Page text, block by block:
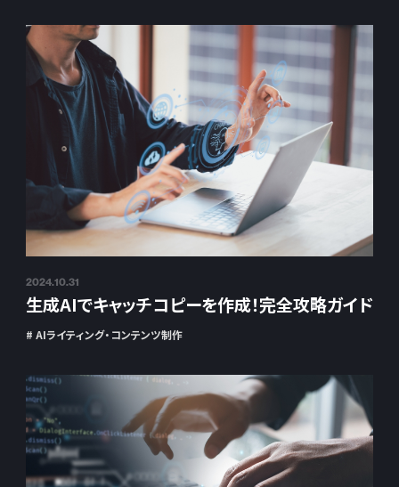
2024.10.31
生成AIでキャッチコピーを作成！完全攻略ガイド
# AIライティング・コンテンツ制作